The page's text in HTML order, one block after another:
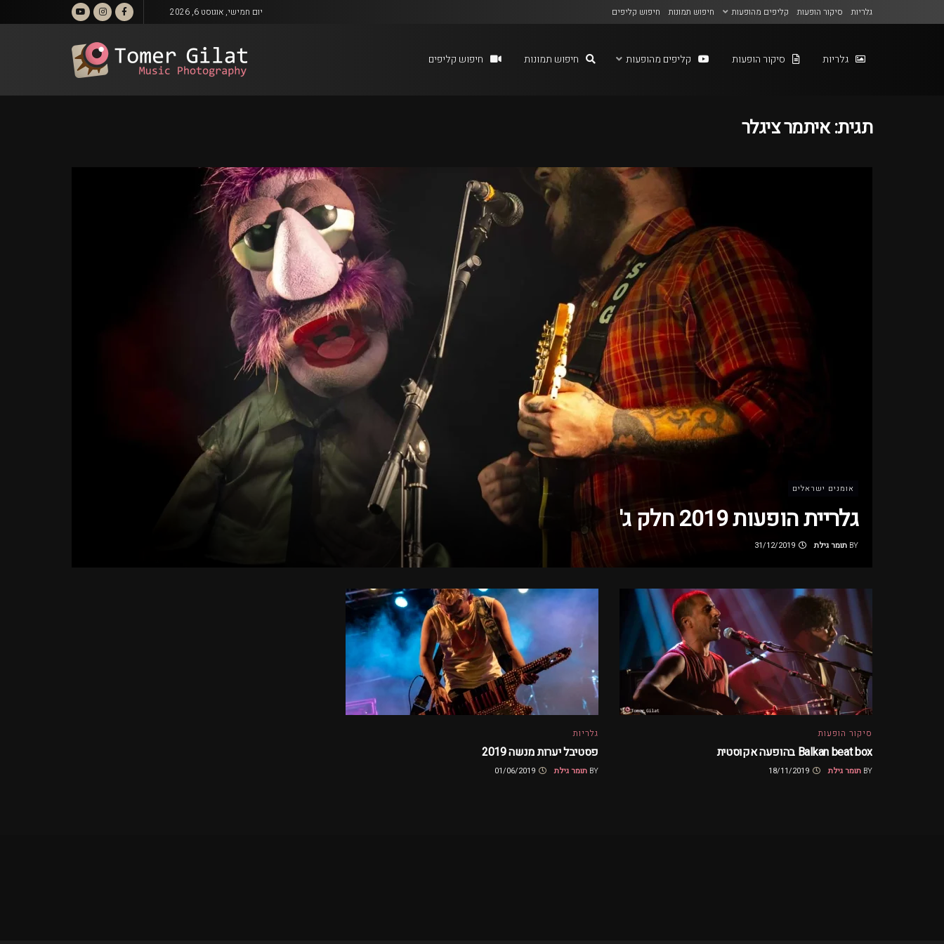
גלריות סיקור הופעות קליפים מהופעות חיפוש תמונות חיפוש קליפים יום חמישי, אוגוסט 6, 2026
גלריות סיקור הופעות קליפים מהופעות חיפוש תמונות חיפוש קליפים
תגית:איתמר ציגלר
אומנים ישראלים
גלריית הופעות 2019 חלק ג'
BY תומר גילת
סיקור הופעות
Balkan beat box בהופעה אקוסטית
BY תומר גילת
גלריות
פסטיבל יערות מנשה 2019
BY תומר גילת